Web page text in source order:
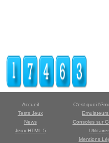
Accueil
Tests Jeux
News
Jeux HTML 5
C'est quoi
Consoles sur
Mentions